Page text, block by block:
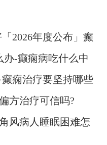
2026年度公布」癫
办-癫痫病吃什么中
痫治疗要坚持哪些
方治疗可信吗?
风病人睡眠困难怎